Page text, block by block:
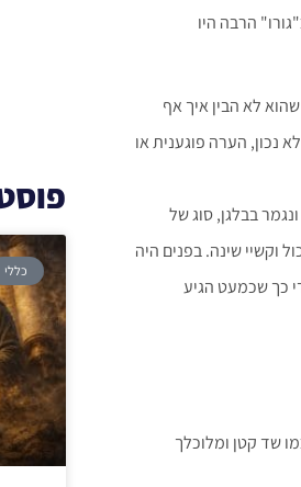
הרבה היו
לא הבין איך אף
נכון, הערה פוגענית או
בבלגן, סוג של
וקשיי שינה. בפנים היה
כך שכמעט הגיע
שד קטן ומלוכלך
כללי